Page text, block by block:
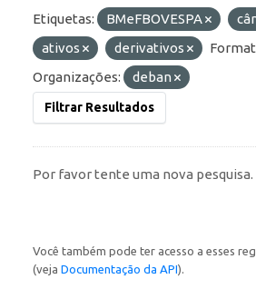
Etiquetas: BMeFBOVESPA
ativos
derivativos
Organizações:
deban
Filtrar Resultados
Por favor tente uma nova pesquisa.
Você também pode ter acesso a esses
(veja Documentação da API).